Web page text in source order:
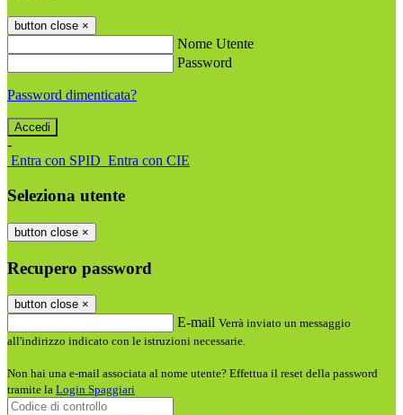
button close ×
Nome Utente
Password
Password dimenticata?
-
Entra con SPID Entra con CIE
Seleziona utente
button close ×
Recupero password
button close ×
E-mail Verrà inviato un messaggio
all'indirizzo indicato con le istruzioni necessarie.
Non hai una e-mail associata al nome utente? Effettua il reset della password
tramite la Login Spaggiari